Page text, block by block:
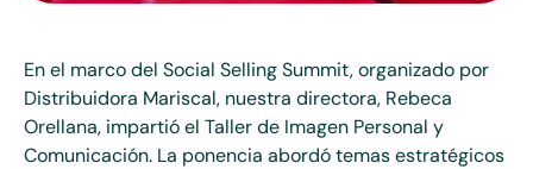
En el marco del Social Selling Summit, organizado por
Distribuidora Mariscal, nuestra directora, Rebeca
Orellana, impartió el Taller de Imagen Personal y
Comunicación. La ponencia abordó temas estratégicos